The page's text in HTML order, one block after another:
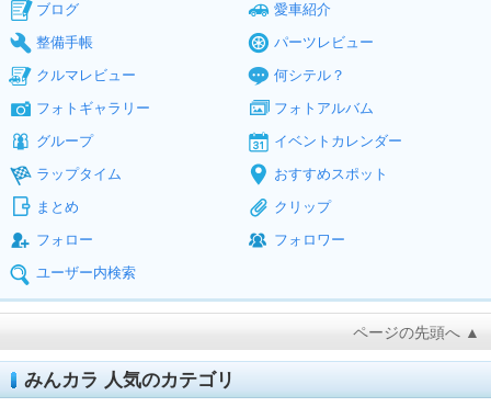
ブログ
愛車紹介
整備手帳
パーツレビュー
クルマレビュー
何シテル？
フォトギャラリー
フォトアルバム
グループ
イベントカレンダー
ラップタイム
おすすめスポット
まとめ
クリップ
フォロー
フォロワー
ユーザー内検索
ページの先頭へ ▲
みんカラ 人気のカテゴリ